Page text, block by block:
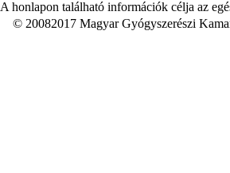
A honlapon található információk célja az
© 20082017 Magyar Gyógyszerészi